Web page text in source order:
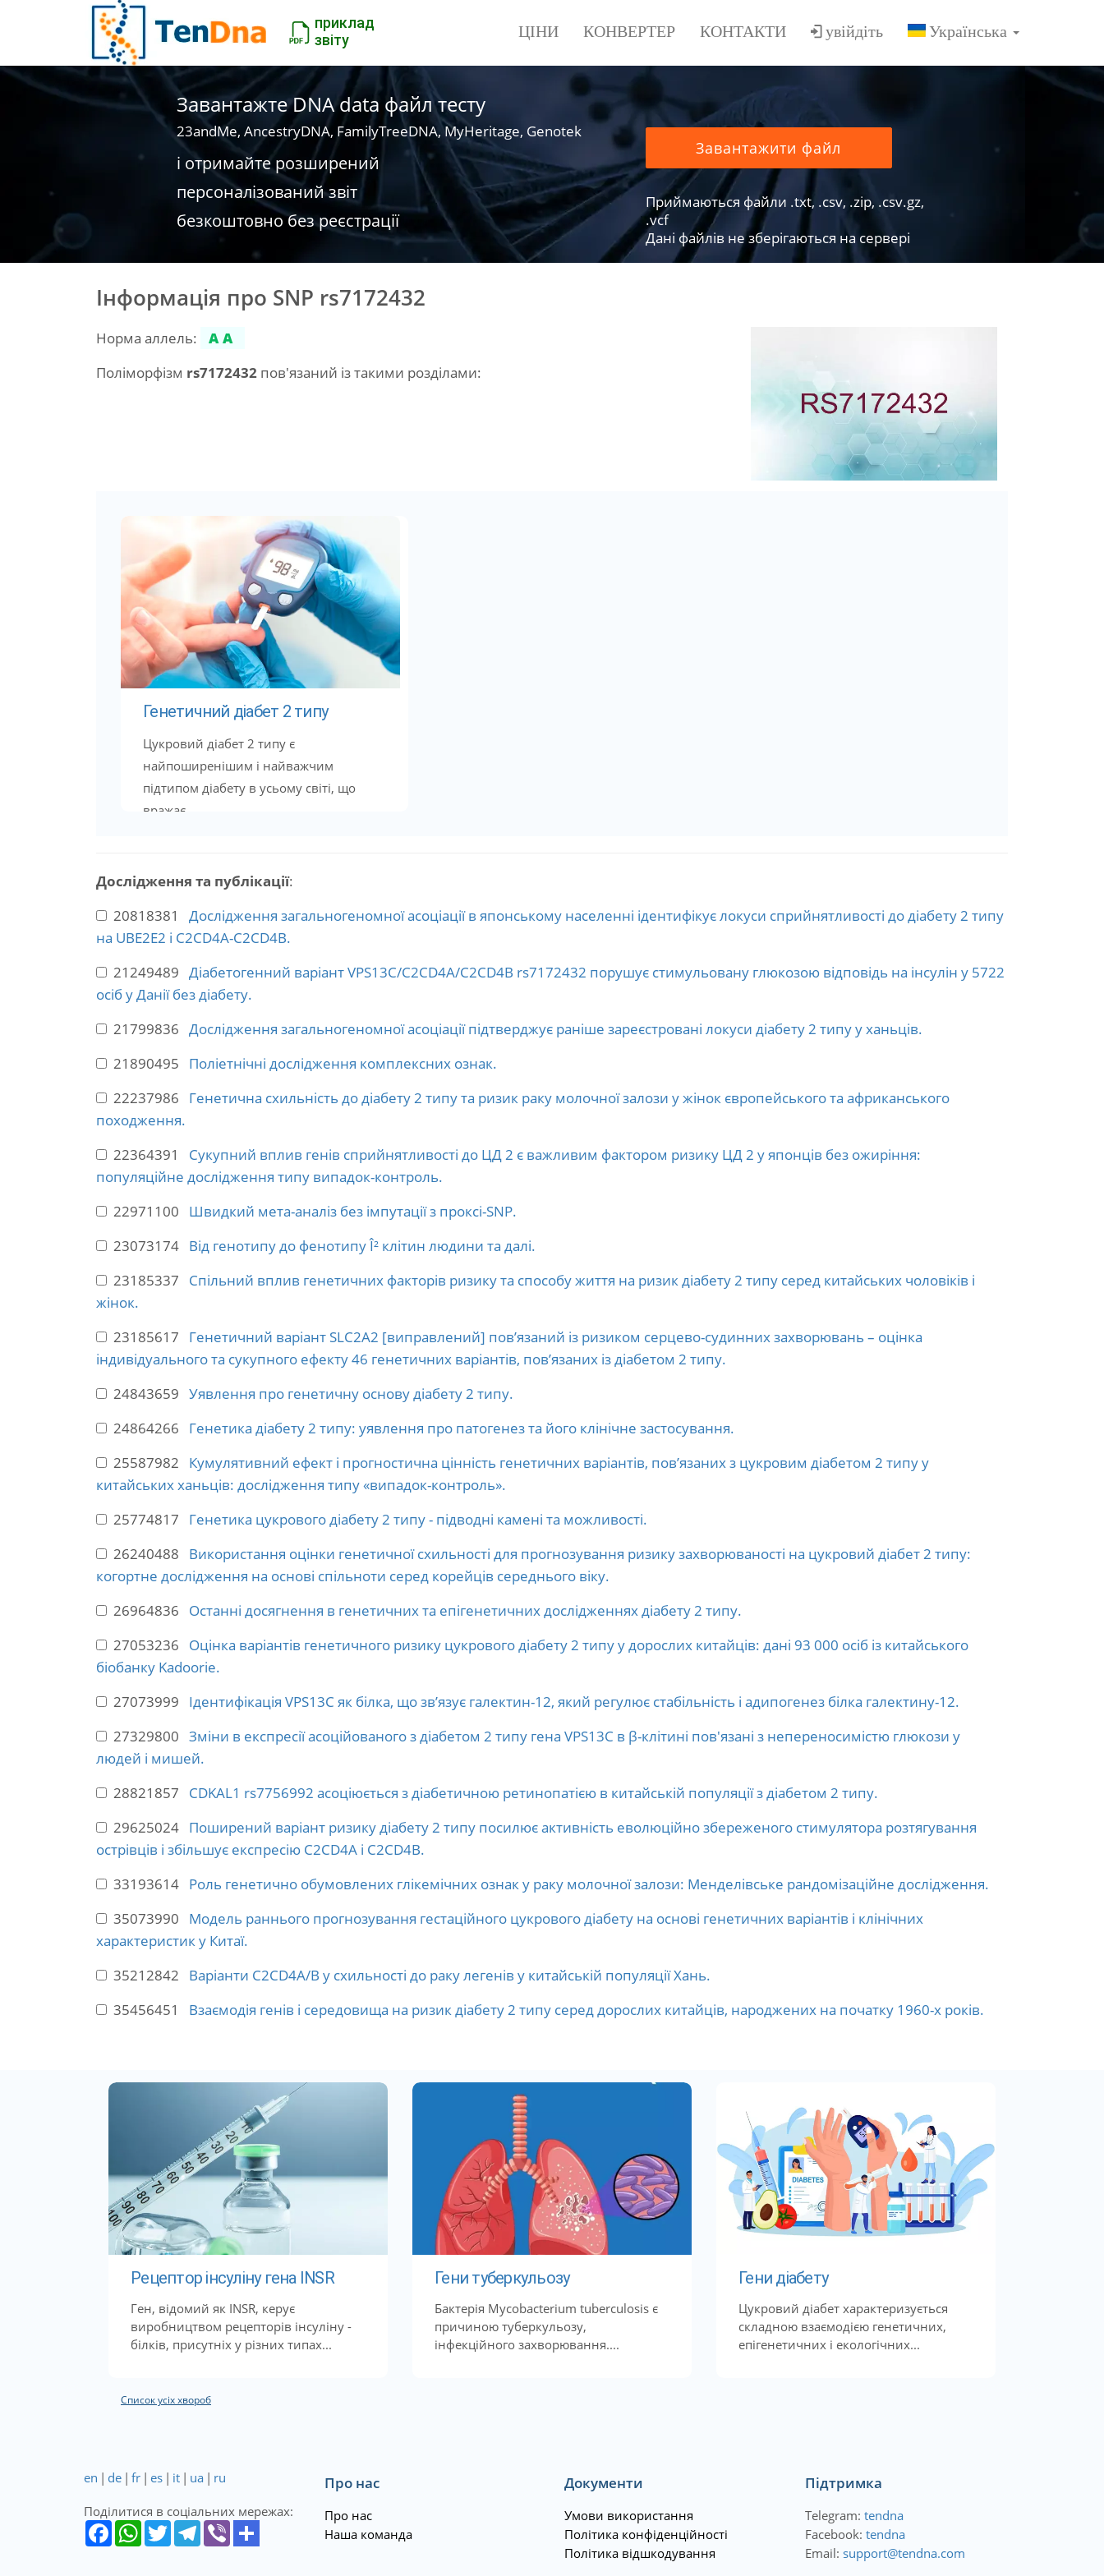
приклад
звіту
ЦІНИ КОНВЕРТЕР КОНТАКТИ увійдіть
Завантажте DNA data файл тесту
23andMe, AncestryDNA, FamilyTreeDNA, MyHeritage, Genotek
і отримайте розширений
персоналізований звіт
безкоштовно без реєстрації
Завантажити файл
Приймаються файли .txt, .csv, .zip, .csv.gz,
.vcf
Дані файлів не зберігаються на сервері
Інформація про SNP rs7172432
Норма аллель:
AA
Поліморфізм rs7172432 пов'язаний із такими розділами:
Генетичний діабет 2 типу
Цукровий діабет 2 типу є
найпоширенішим і найважчим
підтипом діабету в усьому світі, що
вражає...
Дослідження та публікації:
20818381 Дослідження загальногеномної асоціації в японському населенні ідентифікує локуси сприйнятливості до діабету 2 типу
на UBE2E2 і C2CD4A-C2CD4B.
21249489 Діабетогенний варіант VPS13C/C2CD4A/C2CD4B rs7172432 порушує стимульовану глюкозою відповідь на інсулін у 5722
осіб у Данії без діабету.
21799836 Дослідження загальногеномної асоціації підтверджує раніше зареєстровані локуси діабету 2 типу у ханьців.
21890495 Поліетнічні дослідження комплексних ознак.
22237986 Генетична схильність до діабету 2 типу та ризик раку молочної залози у жінок європейського та африканського
походження.
22364391 Сукупний вплив генів сприйнятливості до ЦД 2 є важливим фактором ризику ЦД 2 у японців без ожиріння:
популяційне дослідження типу випадок-контроль.
22971100 Швидкий мета-аналіз без імпутації з проксі-SNP.
23073174 Від генотипу до фенотипу Î² клітин людини та далі.
23185337 Спільний вплив генетичних факторів ризику та способу життя на ризик діабету 2 типу серед китайських чоловіків і
жінок.
23185617 Генетичний варіант SLC2A2 [виправлений] пов’язаний із ризиком серцево-судинних захворювань – оцінка
індивідуального та сукупного ефекту 46 генетичних варіантів, пов’язаних із діабетом 2 типу.
24843659 Уявлення про генетичну основу діабету 2 типу.
24864266 Генетика діабету 2 типу: уявлення про патогенез та його клінічне застосування.
25587982 Кумулятивний ефект і прогностична цінність генетичних варіантів, пов’язаних з цукровим діабетом 2 типу у
китайських ханьців: дослідження типу «випадок-контроль».
25774817 Генетика цукрового діабету 2 типу - підводні камені та можливості.
26240488 Використання оцінки генетичної схильності для прогнозування ризику захворюваності на цукровий діабет 2 типу:
когортне дослідження на основі спільноти серед корейців середнього віку.
26964836 Останні досягнення в генетичних та епігенетичних дослідженнях діабету 2 типу.
27053236 Оцінка варіантів генетичного ризику цукрового діабету 2 типу у дорослих китайців: дані 93 000 осіб із китайського
біобанку Kadoorie.
27073999 Ідентифікація VPS13C як білка, що зв’язує галектин-12, який регулює стабільність і адипогенез білка галектину-12.
27329800 Зміни в експресії асоційованого з діабетом 2 типу гена VPS13C в β-клітині пов'язані з непереносимістю глюкози у
людей і мишей.
28821857 CDKAL1 rs7756992 асоціюється з діабетичною ретинопатією в китайській популяції з діабетом 2 типу.
29625024 Поширений варіант ризику діабету 2 типу посилює активність еволюційно збереженого стимулятора розтягування
острівців і збільшує експресію C2CD4A і C2CD4B.
33193614 Роль генетично обумовлених глікемічних ознак у раку молочної залози: Менделівське рандомізаційне дослідження.
35073990 Модель раннього прогнозування гестаційного цукрового діабету на основі генетичних варіантів і клінічних
характеристик у Китаї.
35212842 Варіанти C2CD4A/B у схильності до раку легенів у китайській популяції Хань.
35456451 Взаємодія генів і середовища на ризик діабету 2 типу серед дорослих китайців, народжених на початку 1960-х років.
Рецептор інсуліну гена INSR
Ген, відомий як INSR, керує
виробництвом рецепторів інсуліну -
білків, присутніх у різних типах...
Гени туберкульозу
Бактерія Mycobacterium tuberculosis є
причиною туберкульозу,
інфекційного захворювання....
Гени діабету
Цукровий діабет характеризується
складною взаємодією генетичних,
епігенетичних і екологічних...
Список усіх хвороб
en | de | fr | es | it | ua | ru
Поділитися в соціальних мережах:
Про нас
Про нас
Наша команда
Документи
Умови використання
Політика конфіденційності
Політика відшкодування
Підтримка
Telegram: tendna
Facebook: tendna
Email: support@tendna.com